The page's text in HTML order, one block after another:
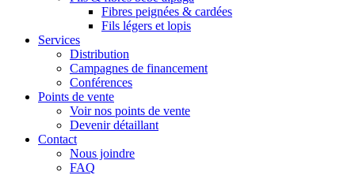
Fibres peignées & cardées
Fils légers et lopis
Services
Distribution
Campagnes de financement
Conférences
Points de vente
Voir nos points de vente
Devenir détaillant
Contact
Nous joindre
FAQ